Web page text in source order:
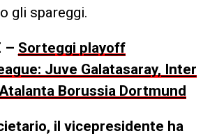
gli spareggi.
– Sorteggi playoff
Juve Galatasaray, Inter
Borussia Dortmund
il vicepresidente ha